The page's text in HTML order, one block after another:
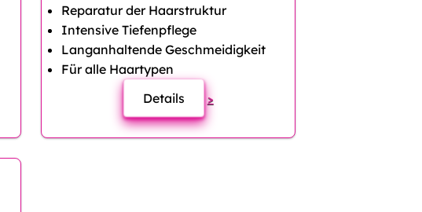
Reparatur der Haarstruktur
Intensive Tiefenpflege
Langanhaltende Geschmeidigkeit
Für alle Haartypen
Details
>